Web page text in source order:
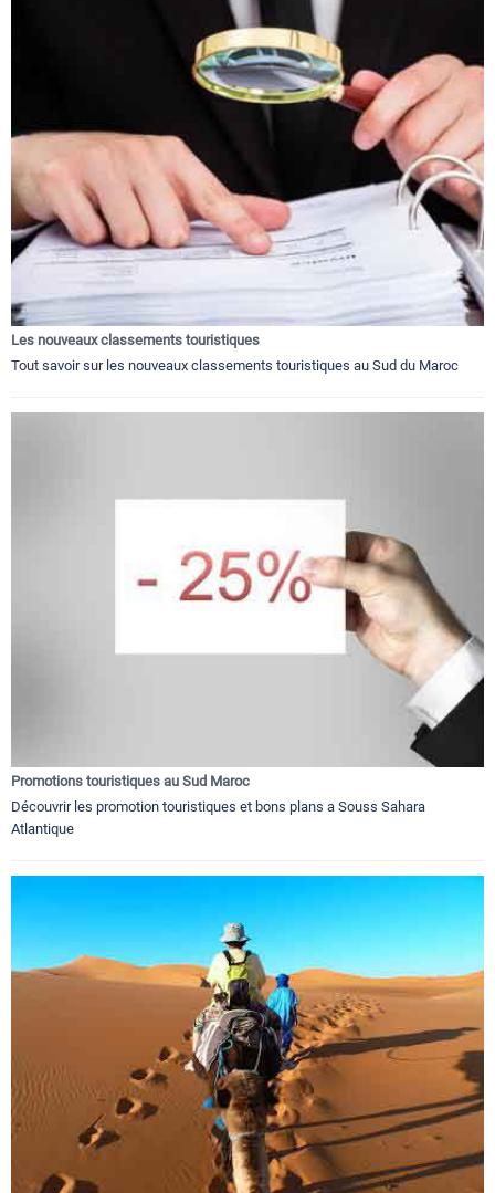
Les nouveaux classements touristiques
Tout savoir sur les nouveaux classements touristiques au Sud du Maroc
Promotions touristiques au Sud Maroc
Découvrir les promotion touristiques et bons plans a Souss Sahara
Atlantique